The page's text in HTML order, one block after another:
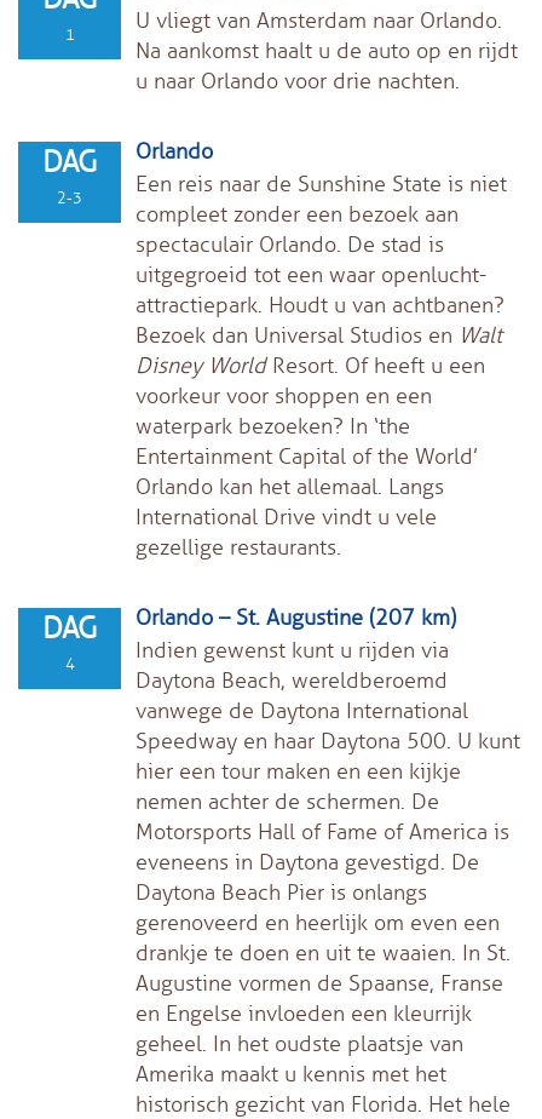
1
U vliegt van Amsterdam naar Orlando.
Na aankomst haalt u de auto op en rijdt
u naar Orlando voor drie nachten.
DAG
2-3
Orlando
Een reis naar de Sunshine State is niet
compleet zonder een bezoek aan
spectaculair Orlando. De stad is
uitgegroeid tot een waar openlucht-
attractiepark. Houdt u van achtbanen?
Bezoek dan Universal Studios en Walt
Disney WorldResort. Of heeft u een
voorkeur voor shoppen en een
waterpark bezoeken? In ‘the
Entertainment Capital of the World’
Orlando kan het allemaal. Langs
International Drive vindt u vele
gezellige restaurants.
DAG
4
Orlando – St. Augustine (207 km)
Indien gewenst kunt u rijden via
Daytona Beach, wereldberoemd
vanwege de Daytona International
Speedway en haar Daytona 500. U kunt
hier een tour maken en een kijkje
nemen achter de schermen. De
Motorsports Hall of Fame of America is
eveneens in Daytona gevestigd. De
Daytona Beach Pier is onlangs
gerenoveerd en heerlijk om even een
drankje te doen en uit te waaien. In St.
Augustine vormen de Spaanse, Franse
en Engelse invloeden een kleurrijk
geheel. In het oudste plaatsje van
Amerika maakt u kennis met het
historisch gezicht van Florida. Het hele